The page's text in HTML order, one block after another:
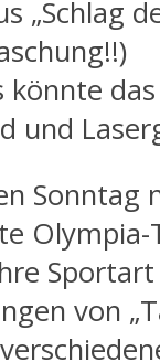
„Schlag
könnte
und
Sonntag
von